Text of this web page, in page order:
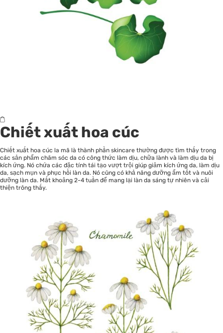
Chiết xuất hoa cúc
Chiết xuất hoa cúc la mã là thành phần skincare thường được tìm thấy trong
các sản phẩm chăm sóc da có công thức làm dịu, chữa lành và làm dịu da bị
kích ứng. Nó chứa các đặc tính tái tạo vượt trội giúp giảm kích ứng da, làm dịu
da, sạch mụn và phục hồi làn da. Nó cũng có khả năng dưỡng ẩm tốt và nuôi
dưỡng làn da. Mất khoảng 2-4 tuần để mang lại làn da sáng tự nhiên và cải
thiện trông thấy.